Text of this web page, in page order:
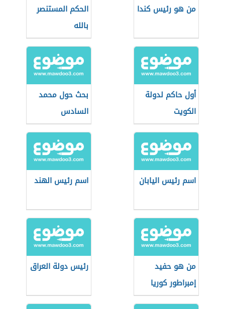
من هو رئيس كندا
الحكم المستنصر
بالله
أول حاكم لدولة
الكويت
بحث حول محمد
السادس
اسم رئيس اليابان اسم رئيس الهند
من هو حفيد
إمبراطور كوريا
الجنوبية؟
رئيس دولة العراق